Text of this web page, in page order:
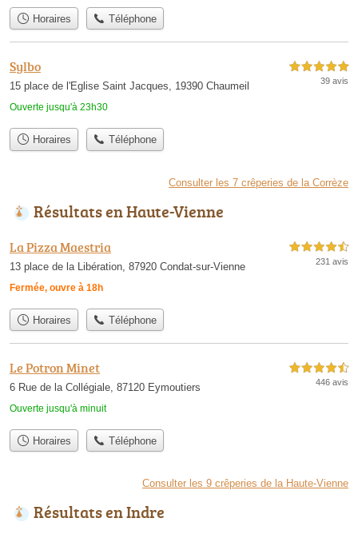
Horaires Téléphone
Sylbo
15 place de l'Eglise Saint Jacques, 19390 Chaumeil
Ouverte jusqu'à 23h30
5,0 étoiles sur 5
39 avis
Horaires Téléphone
Consulter les 7 crêperies de la Corrèze
Résultats en Haute-Vienne
La Pizza Maestria
13 place de la Libération, 87920 Condat-sur-Vienne
Fermée, ouvre à 18h
4,5 étoiles sur 5
231 avis
Horaires Téléphone
Le Potron Minet
6 Rue de la Collégiale, 87120 Eymoutiers
Ouverte jusqu'à minuit
4,5 étoiles sur 5
446 avis
Horaires Téléphone
Consulter les 9 crêperies de la Haute-Vienne
Résultats en Indre